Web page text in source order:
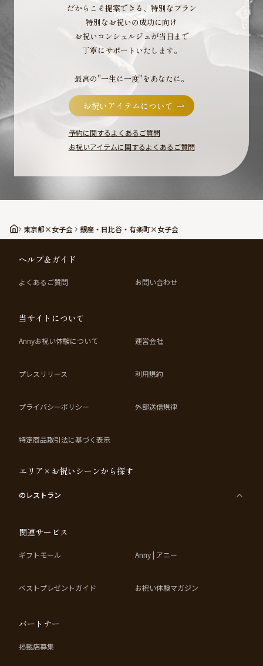
だからこそ提案できる、特別なプラン
特別なお祝いの成功に向け
お祝いコンシェルジュが当日まで
丁寧にサポートいたします。
最高の"一生に一度"をあなたに。
お祝いアイテムについて
予約に関するよくあるご質問
お祝いアイテムに関するよくあるご質問
東京都×女子会 銀座・日比谷・有楽町×女子会
ヘルプ＆ガイド
よくあるご質問 お問い合わせ
当サイトについて
Annyお祝い体験について 運営会社
プレスリリース 利用規約
プライバシーポリシー 外部送信規律
特定商品取引法に基づく表示
エリア×お祝いシーンから探す
のレストラン
関連サービス
ギフトモール Anny | アニー
ベストプレゼントガイド お祝い体験マガジン
パートナー
掲載店募集